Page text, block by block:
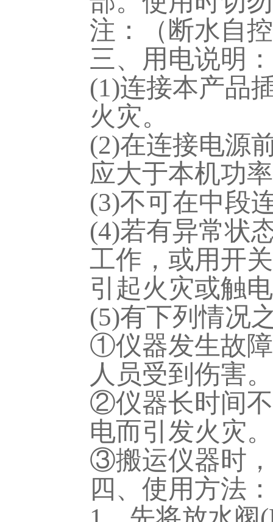
注：（断水自
三、用电说明：
(1)连接本产品
火灾。
(2)在连接电源
应大于本机功
(3)不可在中段
(4)若有异常状
工作，或用开
引起火灾或触
(5)有下列情况
①仪器发生故
人员受到伤害。
②仪器长时间
电而引发火灾。
③搬运仪器时
四、使用方法：